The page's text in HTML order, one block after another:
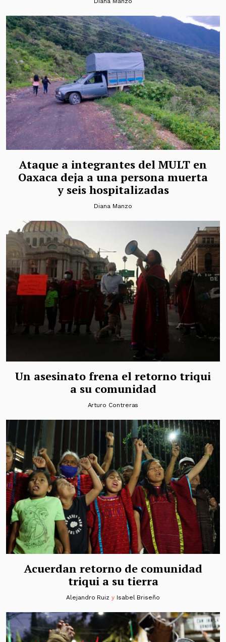
Ataque a integrantes del MULT en
Oaxaca deja a una persona muerta
y seis hospitalizadas
Diana Manzo
Un asesinato frena el retorno triqui
a su comunidad
Arturo Contreras
Acuerdan retorno de comunidad
triqui a su tierra
Alejandro Ruiz y Isabel Briseño